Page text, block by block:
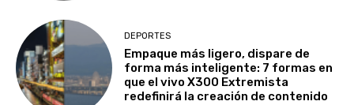
DEPORTES
Empaque más ligero, dispare de
forma más inteligente: 7 formas en
que el vivo X300 Extremista
redefinirá la creación de contenido